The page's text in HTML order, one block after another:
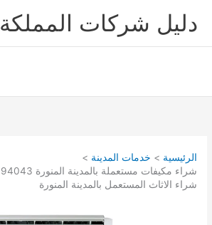
دليل شركات المملكة
الرئيسية
خدمات المدينة
شراء الاثاث المستعمل بالمدينة المنورة